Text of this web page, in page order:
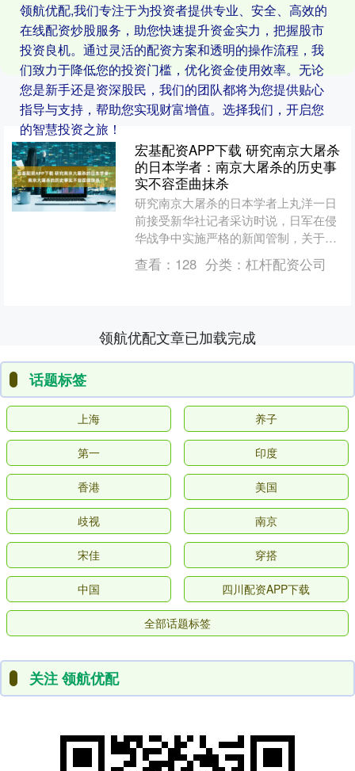
领航优配,我们专注于为投资者提供专业、安全、高效的
在线配资炒股服务，助您快速提升资金实力，把握股市
投资良机。通过灵活的配资方案和透明的操作流程，我
们致力于降低您的投资门槛，优化资金使用效率。无论
您是新手还是资深股民，我们的团队都将为您提供贴心
指导与支持，帮助您实现财富增值。选择我们，开启您
的智慧投资之旅！
宏基配资APP下载 研究南京大屠杀
的日本学者：南京大屠杀的历史事
实不容歪曲抹杀
研究南京大屠杀的日本学者上丸洋一日
前接受新华社记者采访时说，日军在侵
华战争中实施严格的新闻管制，关于南
京大屠杀的许多事实并未被当时的日本
媒体报道，但日本媒体不报....
查看： 128 分类： 杠杆配资公司
领航优配文章已加载完成
话题标签
上海 养子
第一 印度
香港 美国
歧视 南京
宋佳 穿搭
中国 四川配资APP下载
全部话题标签
关注 领航优配